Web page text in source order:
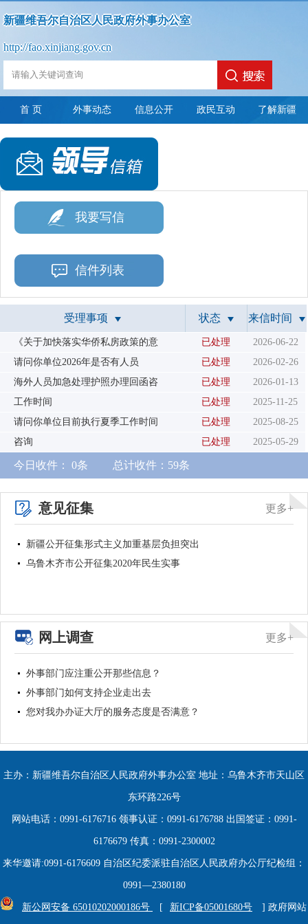
新疆维吾尔自治区人民政府外事办公室
http://fao.xinjiang.gov.cn
首 页 外事动态 信息公开
政
府
信
指
南
政
府
信
制
度
法
主
内
容
请 信
年
报
政
府
度
报
表
政民互动 了解新疆
我要写信
信件列表
受理事项 状态 来信时间
《关于加快落实华侨私房政策的意 已处理
2026-06-22
请问你单位2026年是否有人员
已处理
2026-02-26
海外人员加急处理护照办理回函咨
已处理
2026-01-13
工作时间
已处理
2025-11-25
请问你单位目前执行夏季工作时间
已处理
2025-08-25
咨询
已处理 2025-05-29
今日收件： 0条 总计收件： 59条
意见征集 更多+
新疆公开征集形式主义加重基层负担突出
乌鲁木齐市公开征集2020年民生实事
网上调查 更多+
外事部门应注重公开那些信息？
外事部门如何支持企业走出去
您对我办办证大厅的服务态度是否满意？
主办：新疆维吾尔自治区人民政府外事办公室 地址：乌鲁木齐市天山区
东环路226号
网站电话：0991-6176716 领事认证：0991-6176788 出国签证：0991-
6176679 传真：0991-2300002
来华邀请:0991-6176609 自治区纪委派驻自治区人民政府办公厅纪检组：
0991—2380180
新公网安备 65010202000186号 [ 新ICP备05001680号 ] 政府网站